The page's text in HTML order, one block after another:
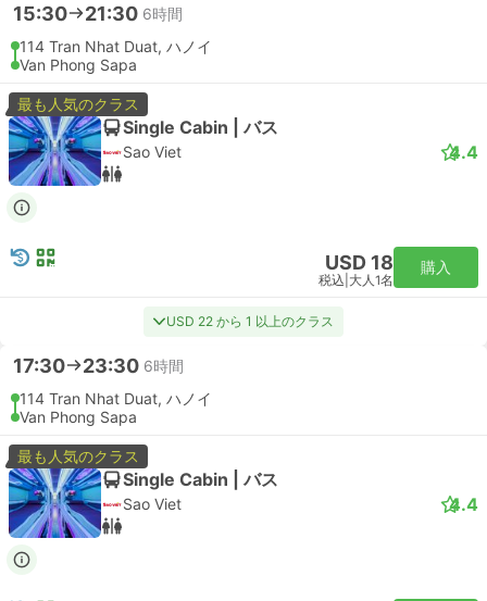
15:30 21:30 6時間
114 Tran Nhat Duat, ハノイ
Van Phong Sapa
最も人気のクラス
Single Cabin | バス
Sao Viet 4.4
USD 18
税込 大人1名
購入
USD 22 から 1 以上のクラス
17:30 23:30 6時間
114 Tran Nhat Duat, ハノイ
Van Phong Sapa
最も人気のクラス
Single Cabin | バス
Sao Viet 4.4